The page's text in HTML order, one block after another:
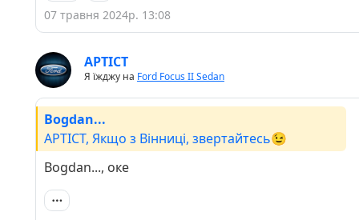
07 травня 2024р. 13:08
APTICT
Я їжджу на Ford Focus II Sedan
Bogdan...
APTICT, Якщо з Вінниці, звертайтесь😉
Bogdan..., оке